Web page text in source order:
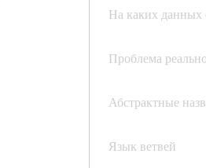
На каких данных
Проблема
Абстрактные
Язык ветвей